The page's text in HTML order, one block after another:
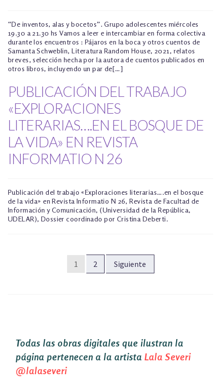
“De inventos, alas y bocetos”. Grupo adolescentes miércoles
19.30 a 21.30 hs Vamos a leer e intercambiar en forma colectiva
durante los encuentros : Pájaros en la boca y otros cuentos de
Samanta Schweblin, Literatura Random House, 2021, relatos
breves, selección hecha por la autora de cuentos publicados en
otros libros, incluyendo un par de[…]
PUBLICACIÓN DEL TRABAJO
«EXPLORACIONES
LITERARIAS….EN EL BOSQUE DE
LA VIDA» EN REVISTA
INFORMATIO N 26
Publicación del trabajo «Exploraciones literarias….en el bosque
de la vida» en Revista Informatio N 26, Revista de Facultad de
Información y Comunicación, (Universidad de la República,
UDELAR), Dossier coordinado por Cristina Deberti.
PAGINACIÓN
1 2 Siguiente
Todas las obras digitales que ilustran la
página pertenecen a la artista Lala Severi
@lalaseveri